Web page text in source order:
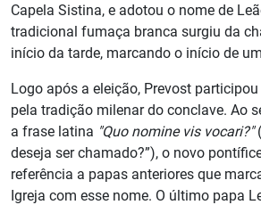
Capela Sistina, e adotou o nome de
tradicional fumaça branca surgiu da
início da tarde, marcando o início de
Logo após a eleição, Prevost
pela tradição milenar do conclave. Ao
a frase latina "Quo nomine vis vocari?"
deseja ser chamado?”), o novo
referência a papas anteriores que
Igreja com esse nome. O último papa